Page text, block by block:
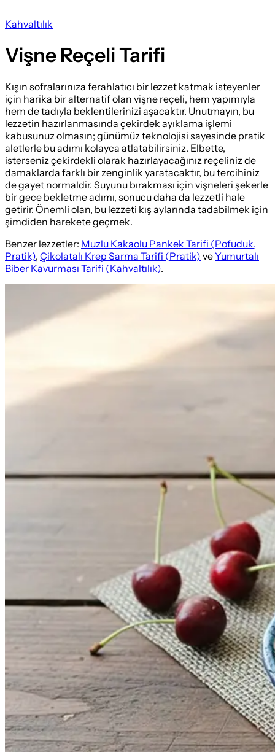
Kahvaltılık
Vişne Reçeli Tarifi
Kışın sofralarınıza ferahlatıcı bir lezzet katmak isteyenler
için harika bir alternatif olan vişne reçeli, hem yapımıyla
hem de tadıyla beklentilerinizi aşacaktır. Unutmayın, bu
lezzetin hazırlanmasında çekirdek ayıklama işlemi
kabusunuz olmasın; günümüz teknolojisi sayesinde pratik
aletlerle bu adımı kolayca atlatabilirsiniz. Elbette,
isterseniz çekirdekli olarak hazırlayacağınız reçeliniz de
damaklarda farklı bir zenginlik yaratacaktır, bu tercihiniz
de gayet normaldir. Suyunu bırakması için vişneleri şekerle
bir gece bekletme adımı, sonucu daha da lezzetli hale
getirir. Önemli olan, bu lezzeti kış aylarında tadabilmek için
şimdiden harekete geçmek.
Benzer lezzetler: Muzlu Kakaolu Pankek Tarifi (Pofuduk,
Pratik), Çikolatalı Krep Sarma Tarifi (Pratik) veYumurtalı
Biber Kavurması Tarifi (Kahvaltılık).